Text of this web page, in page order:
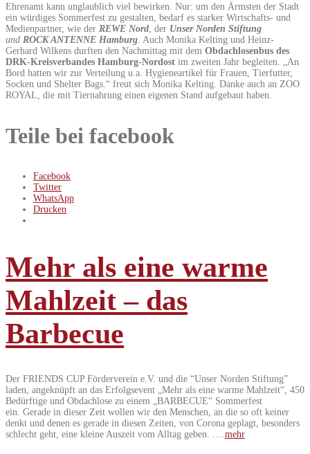
Ehrenamt kann unglaublich viel bewirken. Nur: um den Ärmsten der Stadt
ein würdiges Sommerfest zu gestalten, bedarf es starker Wirtschafts- und
Medienpartner, wie der REWE Nord , der Unser Norden Stiftung
und ROCK ANTENNE Hamburg . Auch Monika Kelting und Heinz-
Gerhard Wilkens durften den Nachmittag mit dem Obdachlosenbus des
DRK-Kreisverbandes Hamburg-Nordost im zweiten Jahr begleiten. „An
Bord hatten wir zur Verteilung u.a. Hygieneartikel für Frauen, Tierfutter,
Socken und Shelter Bags.“ freut sich Monika Kelting. Danke auch an ZOO
ROYAL, die mit Tiernahrung einen eigenen Stand aufgebaut haben.
Teile bei facebook
Facebook
Twitter
WhatsApp
Drucken
Mehr als eine warme
Mahlzeit – das
Barbecue
Der FRIENDS CUP Förderverein e.V. und die “Unser Norden Stiftung”
laden, angeknüpft an das Erfolgsevent „Mehr als eine warme Mahlzeit“, 450
Bedürftige und Obdachlose zu einem „BARBECUE“ Sommerfest
ein. Gerade in dieser Zeit wollen wir den Menschen, an die so oft keiner
denkt und denen es gerade in diesen Zeiten, von Corona geplagt, besonders
schlecht geht, eine kleine Auszeit vom Alltag geben. ….mehr